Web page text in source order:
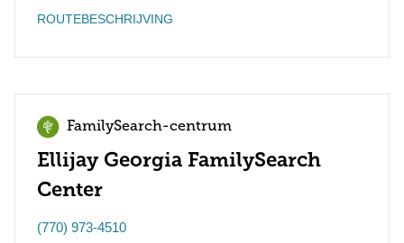
ROUTEBESCHRIJVING
FamilySearch-centrum
Ellijay Georgia FamilySearch
Center
(770) 973-4510